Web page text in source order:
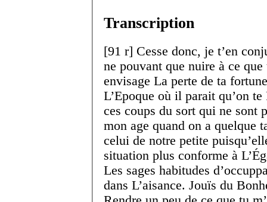
Transcription
[91 r] Cesse donc, je t’en
ne pouvant que nuire à ce
envisage La perte de ta
L’Epoque où il parait qu’on
ces coups du sort qui ne sont
mon age quand on a quelque
celui de notre petite
situation plus conforme à
Les sages habitudes
dans L’aisance. Jouïs du